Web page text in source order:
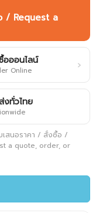
/ Request a
อออนไลน์
Online ›
งทั่วไทย
เสนอราคา / สั่งซื้อ /
a quote, order, or